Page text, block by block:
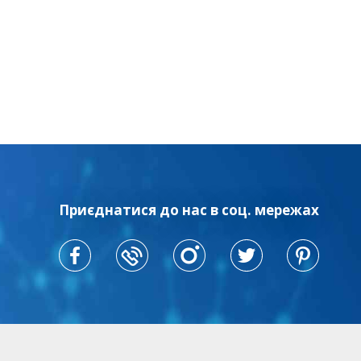
Приєднатися до нас в соц. мережах